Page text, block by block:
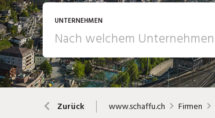
UNTERNEHMEN
Zurück www.schaffu.ch Firmen